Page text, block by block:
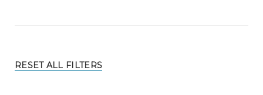
RESET ALL FILTERS